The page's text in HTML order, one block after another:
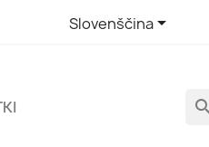
Slovenščina
search